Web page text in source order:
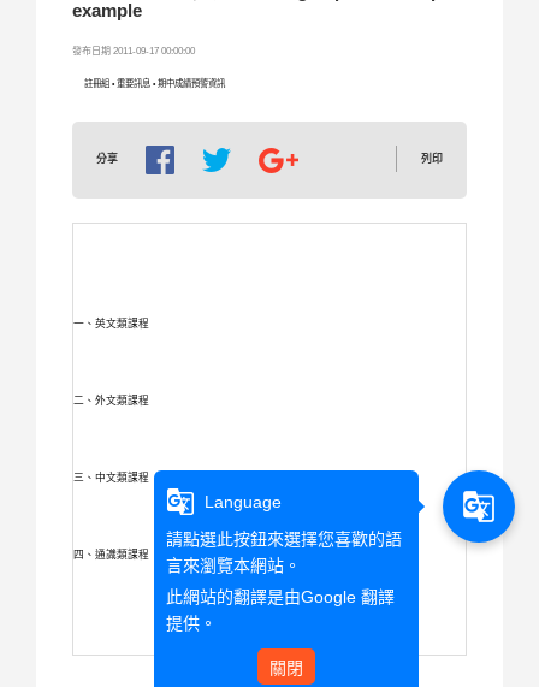
example
發布日期 2011-09-17 00:00:00
註冊組 • 重要訊息 • 期中成績預警資訊
分享 列印
一、英文類課程
二、外文類課程
三、中文類課程
四、通識類課程
g_translate
Language
請點選此按鈕來選擇您喜歡的語
言來瀏覽本網站。
此網站的翻譯是由Google 翻譯
提供。
關閉
g_translate